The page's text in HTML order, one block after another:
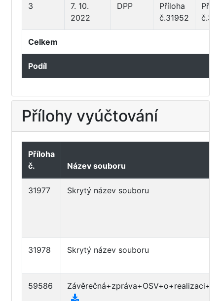
3
7. 10.
2022
DPP
Příloha
č.31952
Celkem
Podíl
Přílohy vyúčtování
Příloha
č.
Název souboru
31977 Skrytý název souboru
31978 Skrytý název souboru
59586